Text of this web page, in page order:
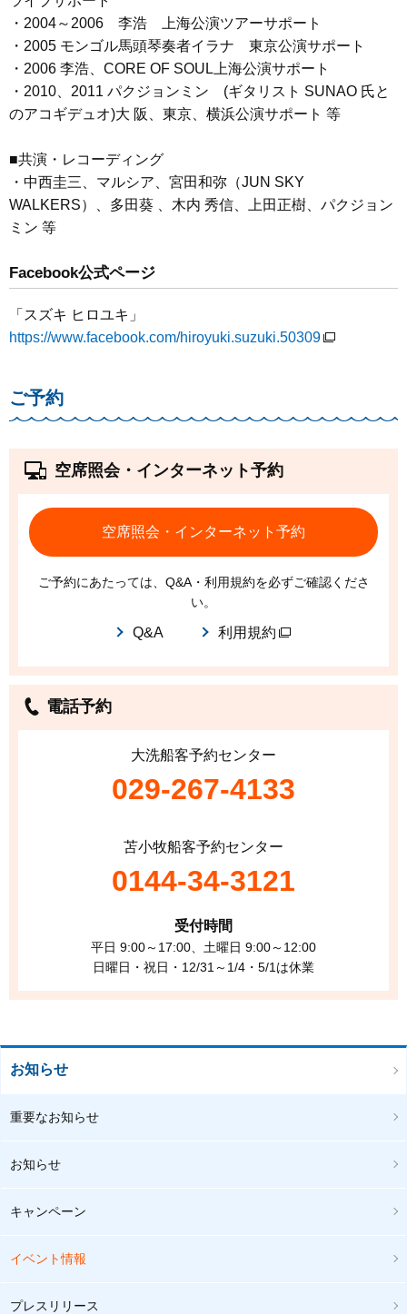
・2004～2006 李浩 上海公演ツアーサポート
・2005 モンゴル馬頭琴奏者イラナ 東京公演サポート
・2006 李浩、CORE OF SOUL上海公演サポート
・2010、2011 パクジョンミン (ギタリスト SUNAO 氏と
のアコギデュオ)大 阪、東京、横浜公演サポート 等
■共演・レコーディング
・中西圭三、マルシア、宮田和弥（JUN SKY
WALKERS）、多田葵 、木内 秀信、上田正樹、パクジョン
ミン 等
Facebook公式ページ
「スズキ ヒロユキ」
https://www.facebook.com/hiroyuki.suzuki.50309
ご予約
空席照会・インターネット予約
空席照会・インターネット予約
ご予約にあたっては、Q&A・利用規約を必ずご確認くださ
い。
Q&A 利用規約
電話予約
大洗船客予約センター
029-267-4133
苫小牧船客予約センター
0144-34-3121
受付時間
平日 9:00～17:00、土曜日 9:00～12:00
日曜日・祝日・12/31～1/4・5/1は休業
お知らせ
重要なお知らせ
お知らせ
キャンペーン
イベント情報
プレスリリース